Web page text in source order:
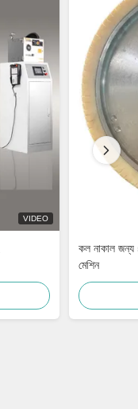
VIDEO
কল নাকাল জন্য
মেশিন